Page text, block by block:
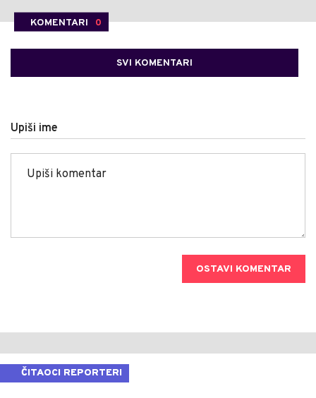
KOMENTARI 0
SVI KOMENTARI
Upiši ime
OSTAVI KOMENTAR
ČITAOCI REPORTERI